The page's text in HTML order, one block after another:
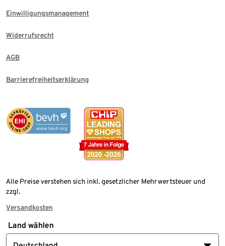
Einwilligungsmanagement
Widerrufsrecht
AGB
Barrierefreiheitserklärung
Alle Preise verstehen sich inkl. gesetzlicher Mehrwertsteuer und
zzgl.
Versandkosten
Land wählen